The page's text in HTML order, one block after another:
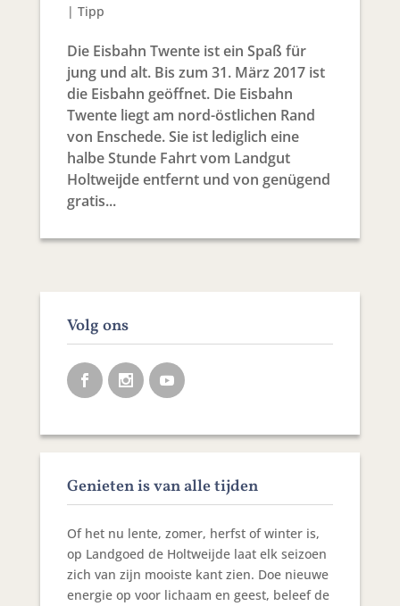
| Tipp
Die Eisbahn Twente ist ein Spaß für
jung und alt. Bis zum 31. März 2017 ist
die Eisbahn geöffnet. Die Eisbahn
Twente liegt am nord-östlichen Rand
von Enschede. Sie ist lediglich eine
halbe Stunde Fahrt vom Landgut
Holtweijde entfernt und von genügend
gratis...
Volg ons
Genieten is van alle tijden
Of het nu lente, zomer, herfst of winter is,
op Landgoed de Holtweijde laat elk seizoen
zich van zijn mooiste kant zien. Doe nieuwe
energie op voor lichaam en geest, beleef de